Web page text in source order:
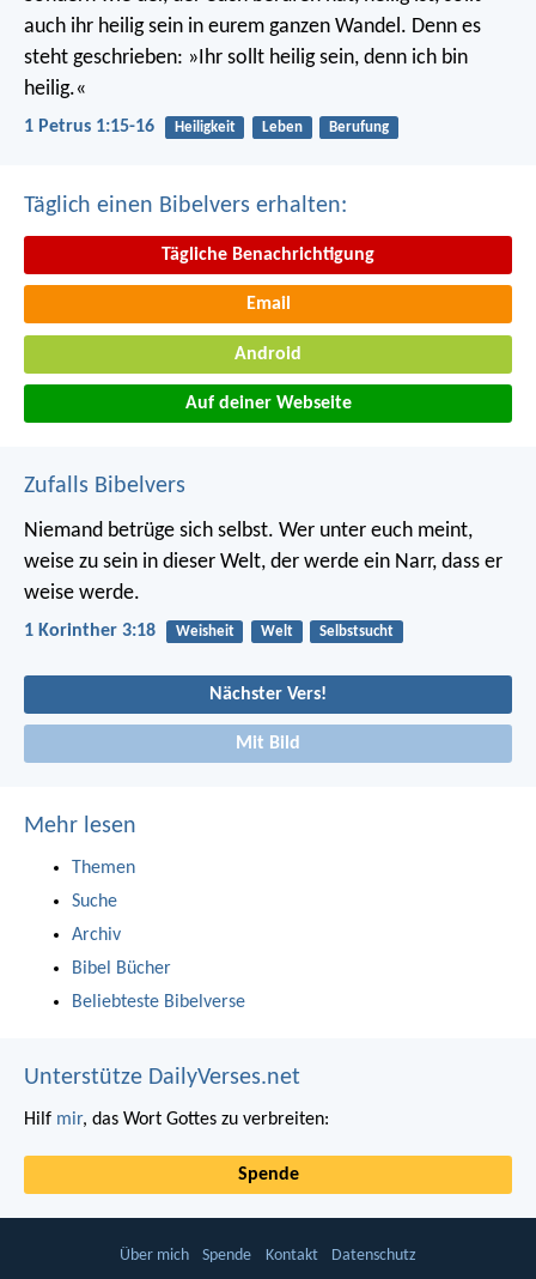
auch ihr heilig sein in eurem ganzen Wandel. Denn es
steht geschrieben: »Ihr sollt heilig sein, denn ich bin
heilig.«
1 Petrus 1:15-16 Heiligkeit Leben Berufung
Täglich einen Bibelvers erhalten:
Tägliche Benachrichtigung
Email
Android
Auf deiner Webseite
Zufalls Bibelvers
Niemand betrüge sich selbst. Wer unter euch meint,
weise zu sein in dieser Welt, der werde ein Narr, dass er
weise werde.
1 Korinther 3:18 Weisheit Welt Selbstsucht
Nächster Vers!
Mit Bild
Mehr lesen
Themen
Suche
Archiv
Bibel Bücher
Beliebteste Bibelverse
Unterstütze DailyVerses.net
Hilf mir, das Wort Gottes zu verbreiten:
Spende
Über mich Spende Kontakt Datenschutz